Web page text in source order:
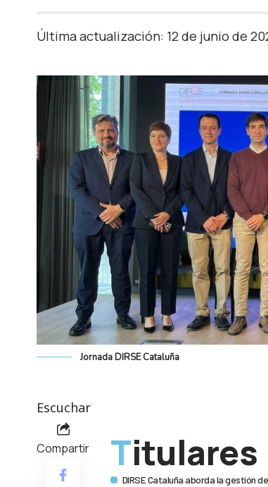
Última actualización: 12 de junio de
Jornada DIRSE Cataluña
Escuchar
Compartir Titulares
DIRSE Cataluña aborda la gestión